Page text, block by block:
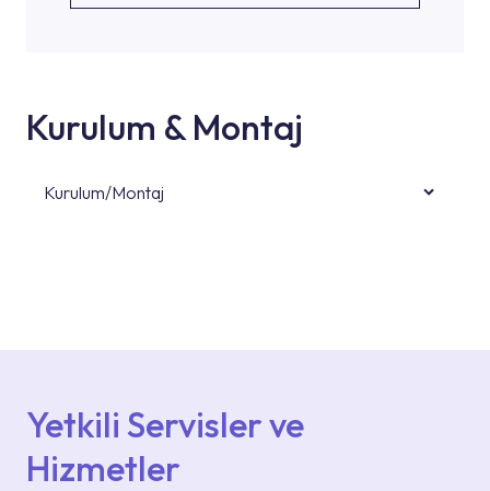
Kurulum & Montaj
Kurulum/Montaj
Yetkili Servisler ve
Hizmetler